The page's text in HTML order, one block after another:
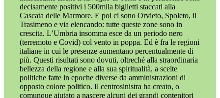
decisamente positivi i 500mila biglietti staccati alla
Cascata delle Marmore. E poi ci sono Orvieto, Spoleto, il
Trasimeno e via elencando: tutte queste zone sono in
crescita. L’Umbria insomma esce da un periodo nero
(terremoto e Covid) col vento in poppa. Ed è fra le regioni
italiane in cui le presenze aumentano percentualmente di
più. Questi risultati sono dovuti, oltreché alla straordinaria
bellezza della regione e alla sua spiritualità, a scelte
politiche fatte in epoche diverse da amministrazioni di
opposto colore politico. Il centrosinistra ha creato, o
comunque aiutato a nascere alcuni dei grandi contenitori